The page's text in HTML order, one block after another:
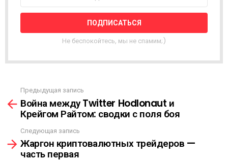
Т
Н
А
Ы
Л
К
А
Не беспокойтесь, мы не спамим;)
м
е
Предыдущая запись
Война между Twitter Hodlonaut и
Крейгом Райтом: сводки с поля боя
Следующая запись
Жаргон криптовалютных трейдеров —
часть первая